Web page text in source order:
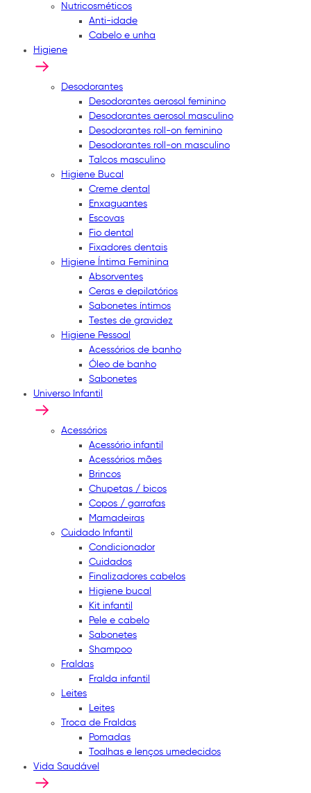
Nutricosméticos
Anti-idade
Cabelo e unha
Higiene
Desodorantes
Desodorantes aerosol feminino
Desodorantes aerosol masculino
Desodorantes roll-on feminino
Desodorantes roll-on masculino
Talcos masculino
Higiene Bucal
Creme dental
Enxaguantes
Escovas
Fio dental
Fixadores dentais
Higiene Íntima Feminina
Absorventes
Ceras e depilatórios
Sabonetes íntimos
Testes de gravidez
Higiene Pessoal
Acessórios de banho
Óleo de banho
Sabonetes
Universo Infantil
Acessórios
Acessório infantil
Acessórios mães
Brincos
Chupetas / bicos
Copos / garrafas
Mamadeiras
Cuidado Infantil
Condicionador
Cuidados
Finalizadores cabelos
Higiene bucal
Kit infantil
Pele e cabelo
Sabonetes
Shampoo
Fraldas
Fralda infantil
Leites
Leites
Troca de Fraldas
Pomadas
Toalhas e lenços umedecidos
Vida Saudável